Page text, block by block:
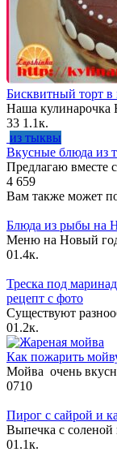
Бисквитный торт в
Наша кулинарочка
33 1.1к.
из тыквы
Вкусные блюда из
Предлагаю вместе
4 659
Вам также может
Блюда из рыбы на
Меню на Новый год
01.4к.
Треска под
рецепт с фото
Существуют
01.2к.
Как пожарить
Мойва очень
0710
Пирог с сайрой и
Выпечка с
01.1к.